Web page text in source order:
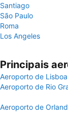
Santiago
São Paulo
Roma
Los Angeles
Principais
Aeroporto de Lisboa
Aeroporto de Rio
Aeroporto de